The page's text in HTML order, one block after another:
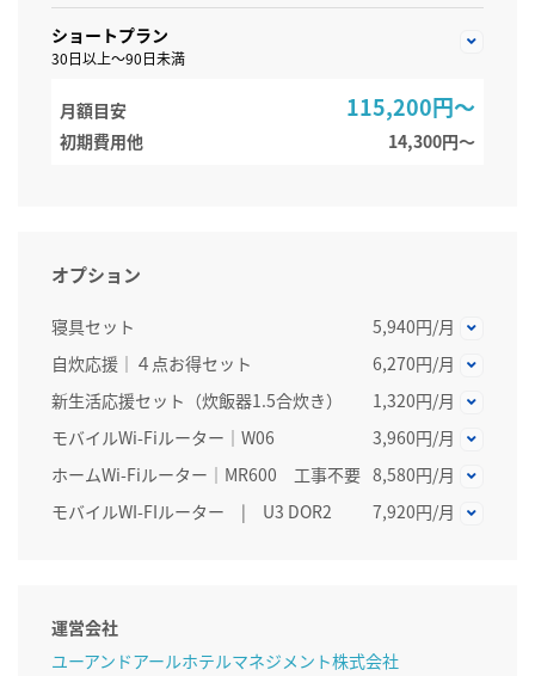
ショートプラン
30日以上～90日未満
月額目安 115,200円～
初期費用他 14,300円〜
オプション
寝具セット
5,940円/月
自炊応援｜４点お得セット
6,270円/月
新生活応援セット（炊飯器1.5合炊き）
1,320円/月
モバイルWi-Fiルーター｜W06
3,960円/月
ホームWi-Fiルーター│MR600 工事不要 8,580円/月
モバイルWI-FIルーター | U3 DOR2
7,920円/月
運営会社
ユーアンドアールホテルマネジメント株式会社